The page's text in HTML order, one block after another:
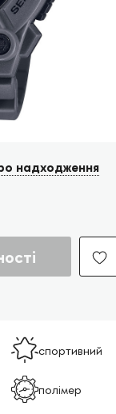
надходження
спортивний
полімер